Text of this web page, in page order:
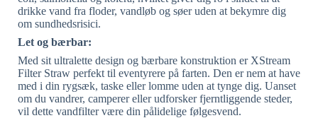
drikke vand fra floder, vandløb og søer uden at bekymre dig
om sundhedsrisici.
Let og bærbar:
Med sit ultralette design og bærbare konstruktion er XStream
Filter Straw perfekt til eventyrere på farten. Den er nem at have
med i din rygsæk, taske eller lomme uden at tynge dig. Uanset
om du vandrer, camperer eller udforsker fjerntliggende steder,
vil dette vandfilter være din pålidelige følgesvend.